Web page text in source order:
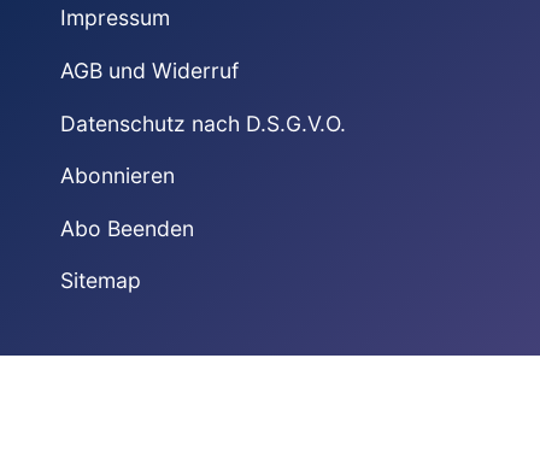
Impressum
AGB und Widerruf
Datenschutz nach D.S.G.V.O.
Abonnieren
Abo Beenden
Sitemap